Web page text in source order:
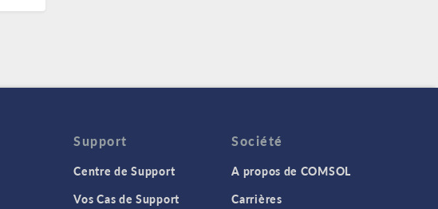
Support
Centre de Support
Vos Cas de Support
Société
A propos de COMSOL
Carrières